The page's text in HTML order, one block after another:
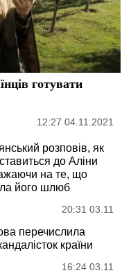
готувати
12:27 04.11.2021
розповів, як
до Аліни
на те, що
його шлюб
20:31 03.11
перечислила
країни
16:24 03.11